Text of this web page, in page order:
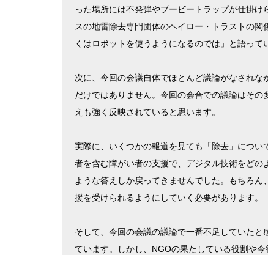
った場所には不発弾やブービートラップが仕掛
スの地雷除去専門団体のヘイロー・トラストの
くはロボットを使うようになるのでは」と語って
次に、今回の会議自体でほとんど議論がなされ
だけではありません。今回の会合での議論はそ
えも強く反映されていると思います。
実際に、いくつかの報道を見ても「除去」につ
者を含む障がい者の支援で、デジタル技術をど
ような答えしか戻ってきませんでした。もちろ
援を受けられるようにしていく必要があります。
そして、今回の会議の議論で一番不足していた
ています。しかし、NGOの果たしている役割や